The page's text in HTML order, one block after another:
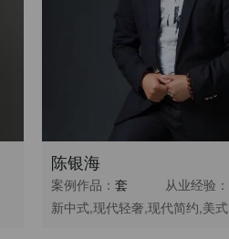
陈银海
案例作品： 套 从业经验：
新中式,现代轻奢,现代简约,美式